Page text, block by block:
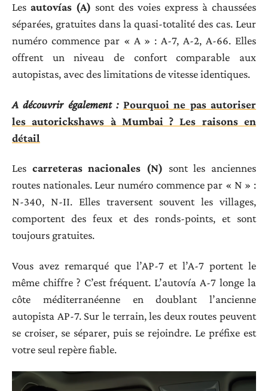
Les autovías (A) sont des voies express à chaussées
séparées, gratuites dans la quasi-totalité des cas. Leur
numéro commence par « A » : A-7, A-2, A-66. Elles
offrent un niveau de confort comparable aux
autopistas, avec des limitations de vitesse identiques.
A découvrir également : Pourquoi ne pas autoriser
les autorickshaws à Mumbai ? Les raisons en
détail
Les carreteras nacionales (N) sont les anciennes
routes nationales. Leur numéro commence par « N » :
N-340, N-II. Elles traversent souvent les villages,
comportent des feux et des ronds-points, et sont
toujours gratuites.
Vous avez remarqué que l’AP-7 et l’A-7 portent le
même chiffre ? C’est fréquent. L’autovía A-7 longe la
côte méditerranéenne en doublant l’ancienne
autopista AP-7. Sur le terrain, les deux routes peuvent
se croiser, se séparer, puis se rejoindre. Le préfixe est
votre seul repère fiable.